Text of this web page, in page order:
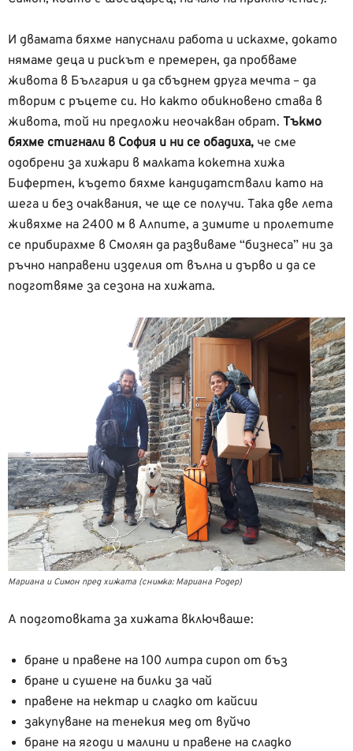
И двамата бяхме напуснали работа и искахме, докато
нямаме деца и рискът е премерен, да пробваме
живота в България и да сбъднем друга мечта – да
творим с ръцете си. Но както обикновено става в
живота, той ни предложи неочакван обрат. Тъкмо
бяхме стигнали в София и ни се обадиха, че сме
одобрени за хижари в малката кокетна хижа
Бифертен, където бяхме кандидатствали като на
шега и без очаквания, че ще се получи. Така две лета
живяхме на 2400 м в Алпите, а зимите и пролетите
се прибирахме в Смолян да развиваме “бизнеса” ни за
ръчно направени изделия от вълна и дърво и да се
подготвяме за сезона на хижата.
Мариана и Симон пред хижата (снимка: Мариана Родер)
А подготовката за хижата включваше:
бране и правене на 100 литра сироп от бъз
бране и сушене на билки за чай
правене на нектар и сладко от кайсии
закупуване на тенекия мед от вуйчо
бране на ягоди и малини и правене на сладко